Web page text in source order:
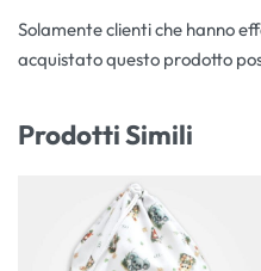
Solamente clienti che hanno
acquistato questo prodotto
Prodotti Simili